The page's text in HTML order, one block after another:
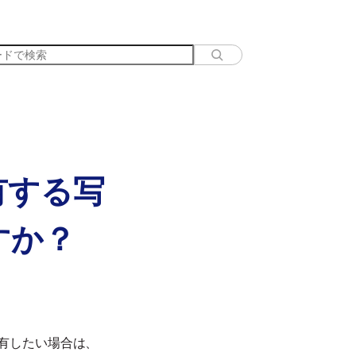
する写
？
たい場合は、